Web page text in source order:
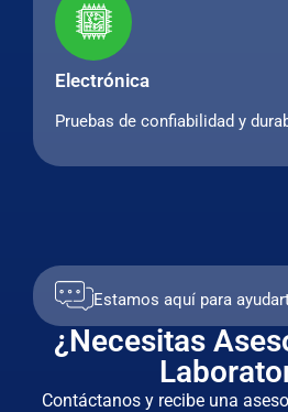
Electrónica
Pruebas de confiabilidad y
Estamos aquí para
¿Necesitas
Contáctanos y recibe una